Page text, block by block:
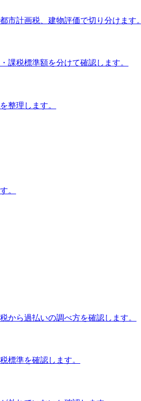
市計画税、建物評価で切り分けます。
課税標準額を分けて確認します。
整理します。
。
から過払いの調べ方を確認します。
標準を確認します。